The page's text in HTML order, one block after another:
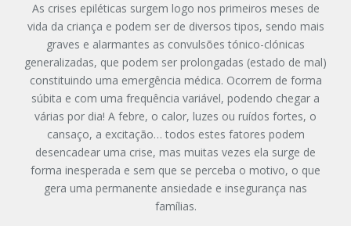
As crises epiléticas surgem logo nos primeiros meses de
vida da criança e podem ser de diversos tipos, sendo mais
graves e alarmantes as convulsões tónico-clónicas
generalizadas, que podem ser prolongadas (estado de mal)
constituindo uma emergência médica. Ocorrem de forma
súbita e com uma frequência variável, podendo chegar a
várias por dia! A febre, o calor, luzes ou ruídos fortes, o
cansaço, a excitação… todos estes fatores podem
desencadear uma crise, mas muitas vezes ela surge de
forma inesperada e sem que se perceba o motivo, o que
gera uma permanente ansiedade e insegurança nas
famílias.